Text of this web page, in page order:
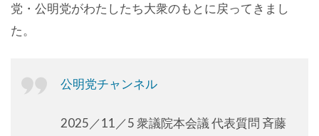
党・公明党がわたしたち大衆のもとに戻ってきまし
た。
公明党チャンネル
2025／11／5 衆議院本会議 代表質問 斉藤